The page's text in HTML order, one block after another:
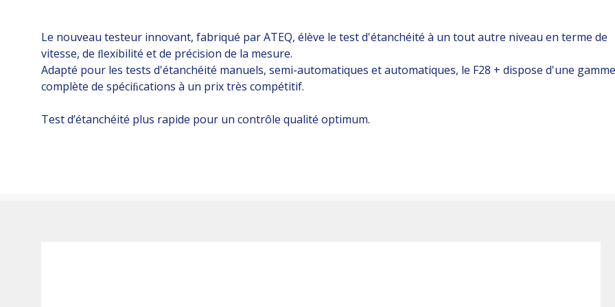
Le nouveau testeur innovant, fabriqué par ATEQ, élève le test d'étanchéité à un tout autre niveau en terme de
vitesse, de ﬂexibilité et de précision de la mesure.
Adapté pour les tests d'étanchéité manuels, semi-automatiques et automatiques, le F28 + dispose d'une gamme
complète de spéciﬁcations à un prix très compétitif.
Test d’étanchéité plus rapide pour un contrôle qualité optimum.